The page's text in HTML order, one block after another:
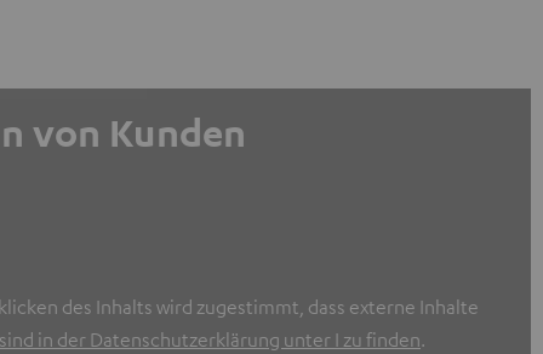
von Kunden
des Inhalts wird zugestimmt, dass externe Inhalte
in der Datenschutzerklärung unter I zu finden.